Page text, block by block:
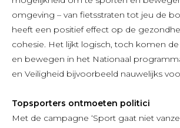
omgeving – van fietsstraten tot jeu de
heeft een positief effect op de
cohesie. Het lijkt logisch, toch komen
en bewegen in het Nationaal
en Veiligheid bijvoorbeeld nauwelijks
Topsporters ontmoeten politici
Met de campagne ‘Sport gaat niet